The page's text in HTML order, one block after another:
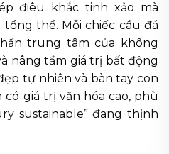
điêu khắc tinh xảo mà
thể. Mỗi chiếc cầu đá
trung tâm của không
nâng tầm giá trị bất động
tự nhiên và bàn tay con
giá trị văn hóa cao, phù
sustainable” đang thịnh